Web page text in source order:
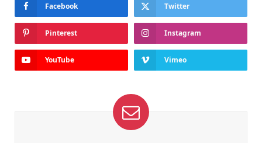
Facebook Twitter
Pinterest Instagram
YouTube Vimeo